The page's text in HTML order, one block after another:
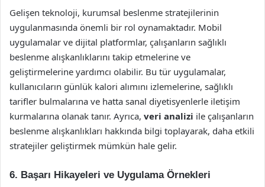
Gelişen teknoloji, kurumsal beslenme stratejilerinin
uygulanmasında önemli bir rol oynamaktadır. Mobil
uygulamalar ve dijital platformlar, çalışanların sağlıklı
beslenme alışkanlıklarını takip etmelerine ve
geliştirmelerine yardımcı olabilir. Bu tür uygulamalar,
kullanıcıların günlük kalori alımını izlemelerine, sağlıklı
tarifler bulmalarına ve hatta sanal diyetisyenlerle iletişim
kurmalarına olanak tanır. Ayrıca, veri analizi ile çalışanların
beslenme alışkanlıkları hakkında bilgi toplayarak, daha etkili
stratejiler geliştirmek mümkün hale gelir.
6. Başarı Hikayeleri ve Uygulama Örnekleri